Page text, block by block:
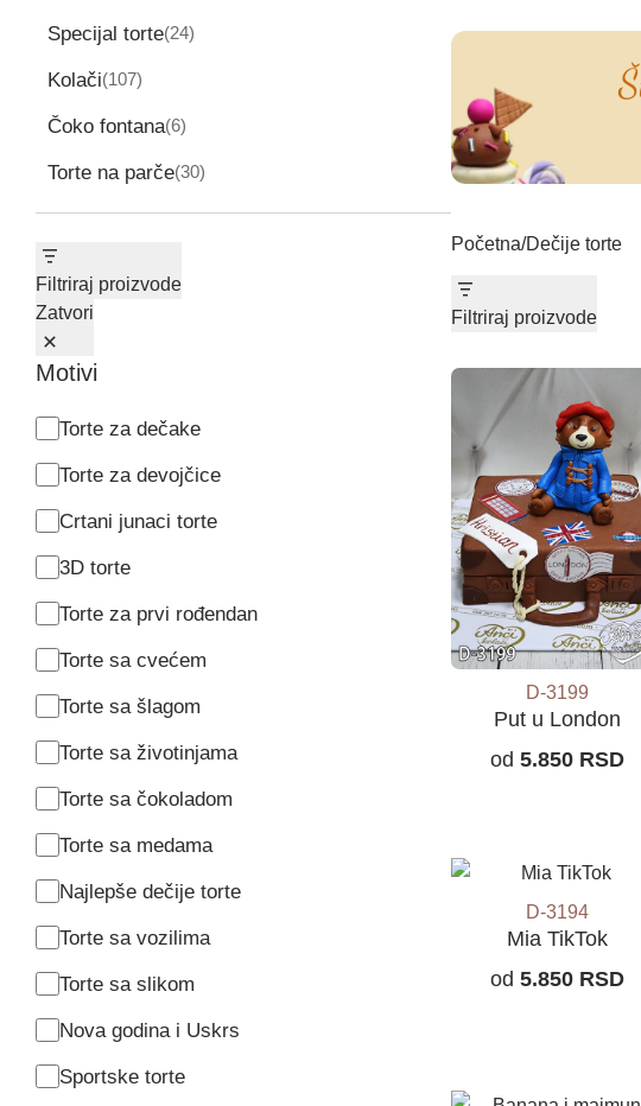
Početna/Dečije torte
Filtriraj proizvode
D-3199
Put u London
od 5.850 RSD
D-3194
Mia TikTok
od 5.850 RSD
Specijal torte 2424
Kolači 107107
Čoko fontana 66
Torte na parče 3030
Filtriraj proizvode
Zatvori
Motivi
MotiviTorte za dečake
Torte za devojčice
Crtani junaci torte
3D torte
Torte za prvi rođendan
Torte sa cvećem
Torte sa šlagom
Torte sa životinjama
Torte sa čokoladom
Torte sa medama
Najlepše dečije torte
Torte sa vozilima
Torte sa slikom
Nova godina i Uskrs
Sportske torte